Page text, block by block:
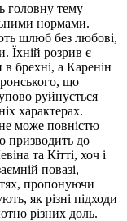
головну тему
нормами.
шлюб без любові,
Їхній розрив є
брехні, а Каренін
що
руйнується
характерах.
може повністю
призводить до
та Кітті, хоч і
повазі,
пропонуючи
як різні підходи
різних доль.